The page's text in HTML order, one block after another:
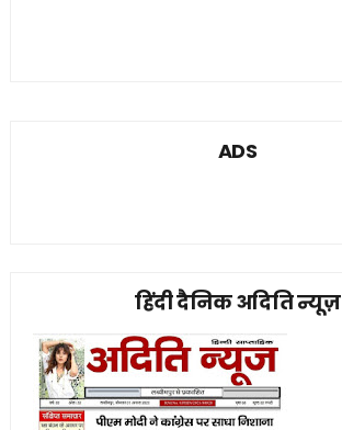
ADS
हिंदी दैनिक अदिति न्यूज़